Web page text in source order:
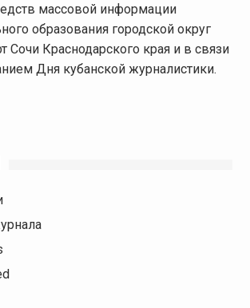
массовой информации
образования городской округ
Сочи Краснодарского края и в связи
Дня кубанской журналистики.